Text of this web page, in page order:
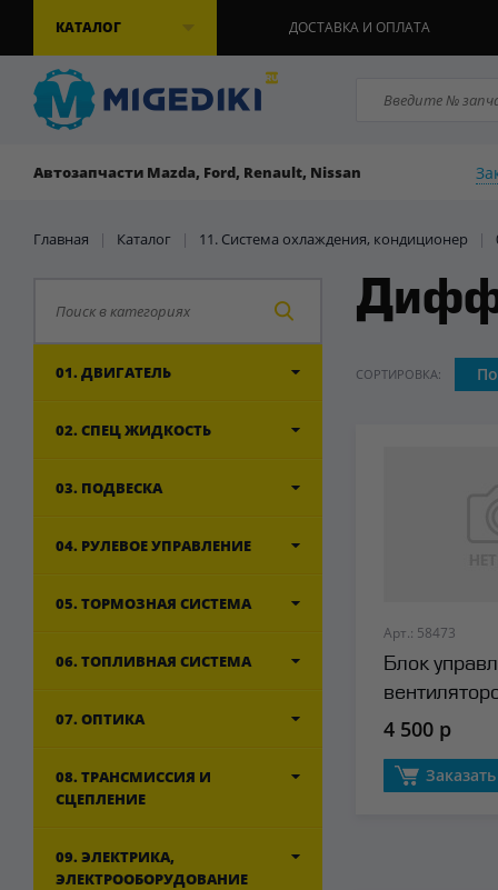
КАТАЛОГ ДОСТАВКА И ОПЛАТА
Автозапчасти Mazda, Ford, Renault, Nissan
Главная | Каталог | 11. Система охлаждения, кондиционер |
01. ДВИГАТЕЛЬ
02. СПЕЦ ЖИДКОСТЬ
03. ПОДВЕСКА
04. РУЛЕВОЕ УПРАВЛЕНИЕ
05. ТОРМОЗНАЯ СИСТЕМА
06. ТОПЛИВНАЯ СИСТЕМА
07. ОПТИКА
08. ТРАНСМИССИЯ И
СЦЕПЛЕНИЕ
09. ЭЛЕКТРИКА,
ЭЛЕКТРООБОРУДОВАНИЕ
СОРТИРОВКА:
Арт.: 58473
Блок
4 500 р
Заказать